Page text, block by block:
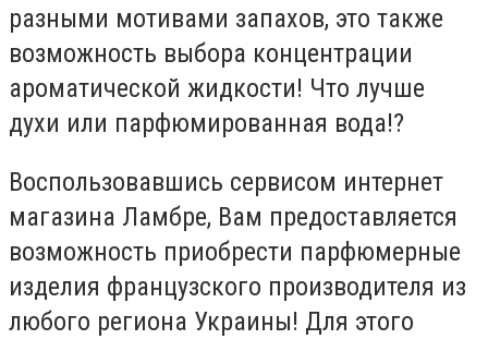
разными мотивами запахов, это также
возможность выбора концентрации
ароматической жидкости! Что лучше
духи или парфюмированная вода!?
Воспользовавшись сервисом интернет
магазина Ламбре, Вам предоставляется
возможность приобрести парфюмерные
изделия французского производителя из
любого региона Украины! Для этого